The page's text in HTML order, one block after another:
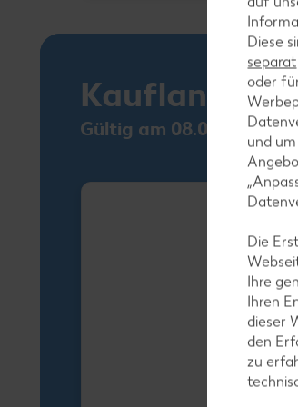
Kaufland
Gültig am 08.08.
Diese
separat
oder
und
Die
Ihre
Ihren
dieser
den
zu